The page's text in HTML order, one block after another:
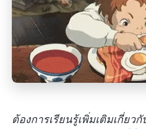
ต้องการเรียนรู้เพิ่มเติมเกี่ยว